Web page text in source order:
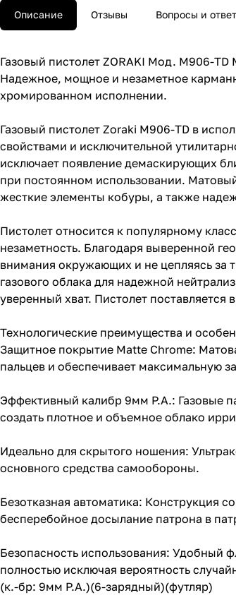
Описание Отзывы Вопросы и
Газовый пистолет ZORAKI Мод. M906-TD
Надежное, мощное и незаметное
хромированном исполнении.
Газовый пистолет Zoraki M906-TD в
свойствами и исключительной
исключает появление демаскирующих
при постоянном использовании.
жесткие элементы кобуры, а также
Пистолет относится к популярному
незаметность. Благодаря выверенной
внимания окружающих и не цепляясь за
газового облака для надежной
уверенный хват. Пистолет
Технологические преимущества и
Защитное покрытие Matte Chrome:
пальцев и обеспечивает максимальную
Эффективный калибр 9мм P.A.: Газовые
создать плотное и объемное облако
Идеально для скрытого ношения:
основного средства самообороны.
Безотказная автоматика: Конструкция
бесперебойное досылание патрона в
Безопасность использования: Удобный
полностью исключая вероятность
(к.-бр: 9мм P.A.)(6-зарядный)(футляр)